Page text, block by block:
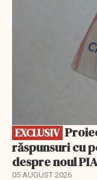
EXCLUSIV
răspunsuri cu
despre noul
05 AUGUST 2026